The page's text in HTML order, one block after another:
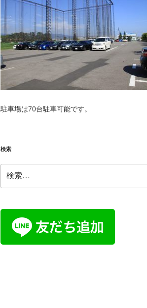
駐車場は70台駐車可能です。
検索
索: